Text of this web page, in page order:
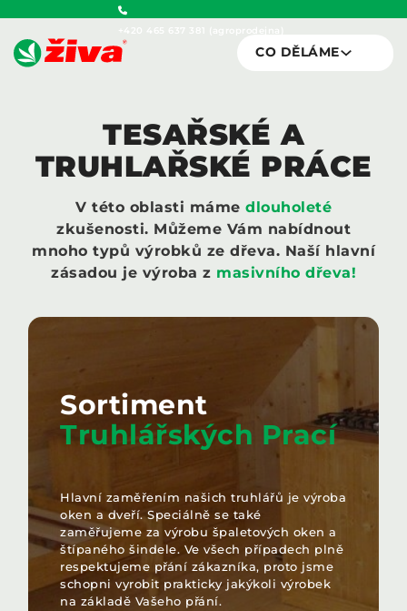
CO DĚLÁME
TESAŘSKÉ A
TRUHLAŘSKÉ PRÁCE
V této oblasti máme dlouholeté
zkušenosti. Můžeme Vám nabídnout
mnoho typů výrobků ze dřeva. Naší hlavní
zásadou je výroba z masivního dřeva!
Sortiment
Truhlářských Prací
Hlavní zaměřením našich truhlářů je výroba
oken a dveří. Speciálně se také
zaměřujeme za výrobu špaletových oken a
štípaného šindele. Ve všech případech plně
respektujeme přání zákazníka, proto jsme
schopni vyrobit prakticky jakýkoli výrobek
na základě Vašeho přání.